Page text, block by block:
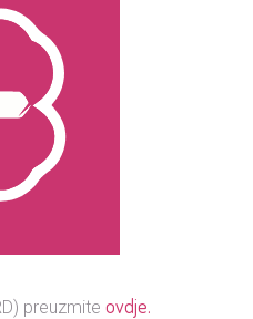
preuzmiteovdje.